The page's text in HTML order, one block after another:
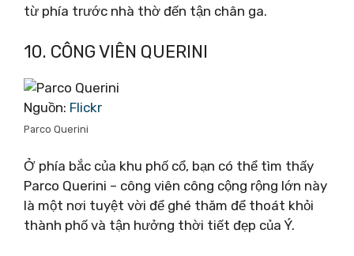
từ phía trước nhà thờ đến tận chân ga.
10. CÔNG VIÊN QUERINI
Nguồn: Flickr
Parco Querini
Ở phía bắc của khu phố cổ, bạn có thể tìm thấy
Parco Querini – công viên công cộng rộng lớn này
là một nơi tuyệt vời để ghé thăm để thoát khỏi
thành phố và tận hưởng thời tiết đẹp của Ý.